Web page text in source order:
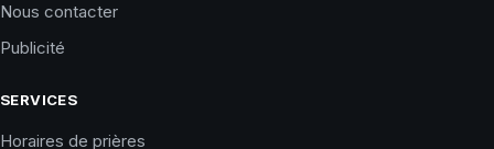
Nous contacter
Publicité
SERVICES
Horaires de prières